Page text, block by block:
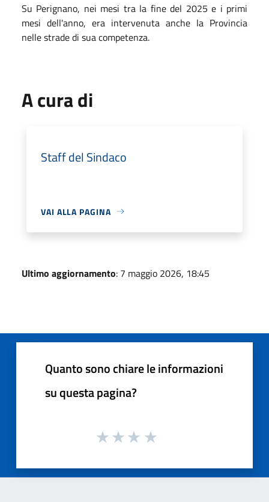
Su Perignano, nei mesi tra la fine del 2025 e i primi
mesi dell'anno, era intervenuta anche la Provincia
nelle strade di sua competenza.
A cura di
Staff del Sindaco
VAI ALLA PAGINA
Ultimo aggiornamento: 7 maggio 2026, 18:45
Quanto sono chiare le informazioni
su questa pagina?